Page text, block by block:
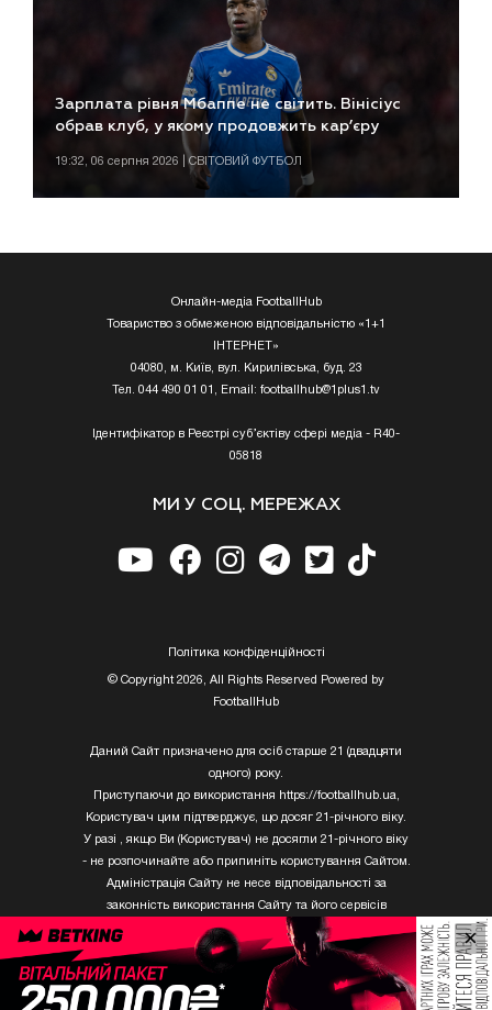
Зарплата рівня Мбаппе не світить. Вінісіус
обрав клуб, у якому продовжить кар’єру
19:32, 06 серпня 2026 | СВІТОВИЙ ФУТБОЛ
Онлайн-медіа FootballHub
Товариство з обмеженою відповідальністю «1+1
ІНТЕРНЕТ»
04080, м. Київ, вул. Кирилівська, буд. 23
Тел. 044 490 01 01, Email: footballhub@1plus1.tv
Ідентифікатор в Реєстрі суб’єктіву сфері медіа - R40-
05818
МИ У СОЦ. МЕРЕЖАХ
Полiтика конфiденцiйностi
© Copyright 2026, All Rights Reserved Powered by
FootballHub
Даний Сайт призначено для осіб старше 21 (двадцяти
одного) року.
Приступаючи до використання https://footballhub.ua,
Користувач цим підтверджує, що досяг 21-річного віку.
У разі , якщо Ви (Користувач) не досягли 21-річного віку
- не розпочинайте або припиніть користування Сайтом.
Адміністрація Сайту не несе відповідальності за
законність використання Сайту та його сервісів
Користувачем, який не досяг 21-річного віку.
Твори Getty Images, що розміщені на сайті, не можуть
бути використані третіми особами без письмового
×